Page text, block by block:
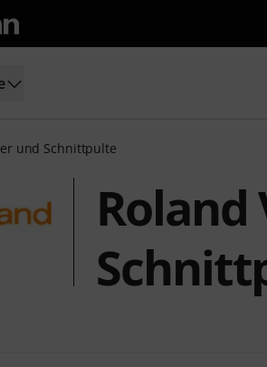
und Schnittpulte